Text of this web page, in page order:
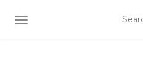
TOGGLE NAVIGATION